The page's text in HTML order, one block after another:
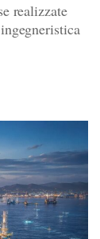
realizzate